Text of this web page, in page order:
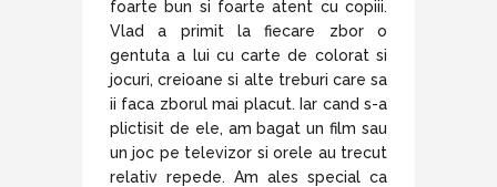
foarte bun si foarte atent cu copiii.
Vlad a primit la fiecare zbor o
gentuta a lui cu carte de colorat si
jocuri, creioane si alte treburi care sa
ii faca zborul mai placut. Iar cand s-a
plictisit de ele, am bagat un film sau
un joc pe televizor si orele au trecut
relativ repede. Am ales special ca